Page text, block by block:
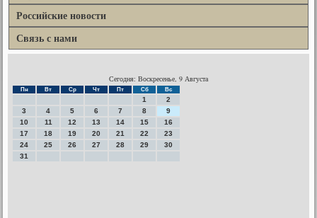
Российские новости
Связь с нами
Сегодня: Воскресенье, 9 Августа
Пн Вт Ср Чт Пт Сб Вс
1
2
3
4 5 6 7 8
9
10
11 12 13 14 15
16
17
18 19 20 21 22
23
24
25 26 27 28 29
30
31